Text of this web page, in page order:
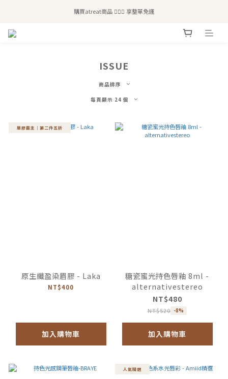
全站滿$2,500免運｜6/30前 含新品滿$1,300超取免運
購買atreat商品 💆🏻‍♀️ 享整單免運
ISSUE
商品排序
每頁顯示 24 個
眉膠霸主｜第二件五折
原生纖盈染眉膠 - Laka
NT$400
加入購物車
糖瓷蜜光持色唇釉 8ml -
alternativestereo
NT$480
NT$520 -8%
加入購物車
人氣精選